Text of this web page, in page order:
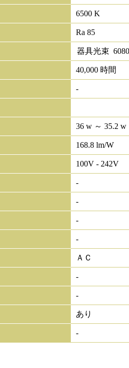
6500 K
Ra 85
器具光束
40,000 時間
-
36 w ～ 35.2 w
168.8 lm/W
100V - 242V
-
-
-
-
ＡＣ
-
-
あり
-